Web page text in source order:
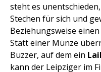
steht es
Stechen für sich und
Beziehungsweise
Statt einer Münze
Buzzer, auf dem ein
kann der Leipziger im